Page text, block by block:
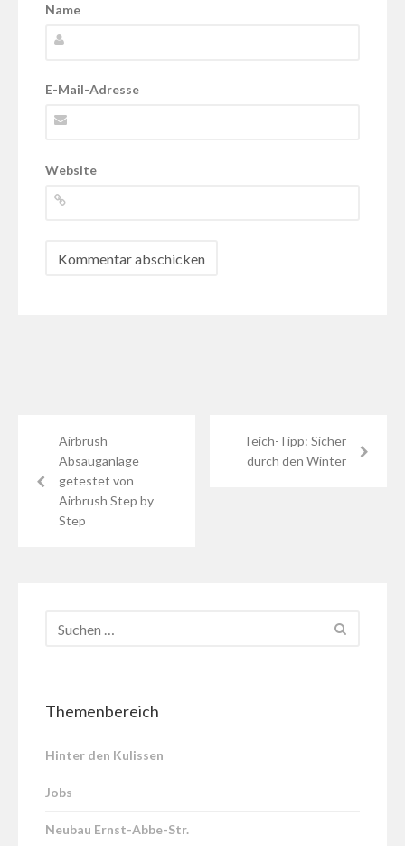
Name
E-Mail-Adresse
Website
Airbrush
Absauganlage
getestet von
Airbrush Step by
Step
Teich-Tipp: Sicher
durch den Winter
Themenbereich
Hinter den Kulissen
Jobs
Neubau Ernst-Abbe-Str.